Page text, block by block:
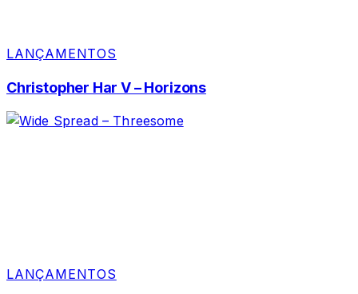
LANÇAMENTOS
Christopher Har V – Horizons
LANÇAMENTOS